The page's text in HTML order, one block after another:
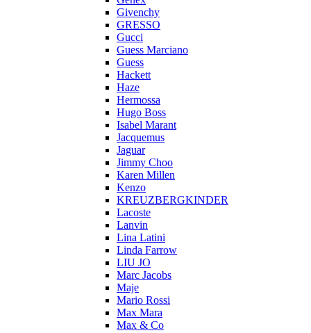
Givenchy
GRESSO
Gucci
Guess Marciano
Guess
Hackett
Haze
Hermossa
Hugo Boss
Isabel Marant
Jacquemus
Jaguar
Jimmy Choo
Karen Millen
Kenzo
KREUZBERGKINDER
Lacoste
Lanvin
Lina Latini
Linda Farrow
LIU JO
Marc Jacobs
Maje
Mario Rossi
Max Mara
Max & Co